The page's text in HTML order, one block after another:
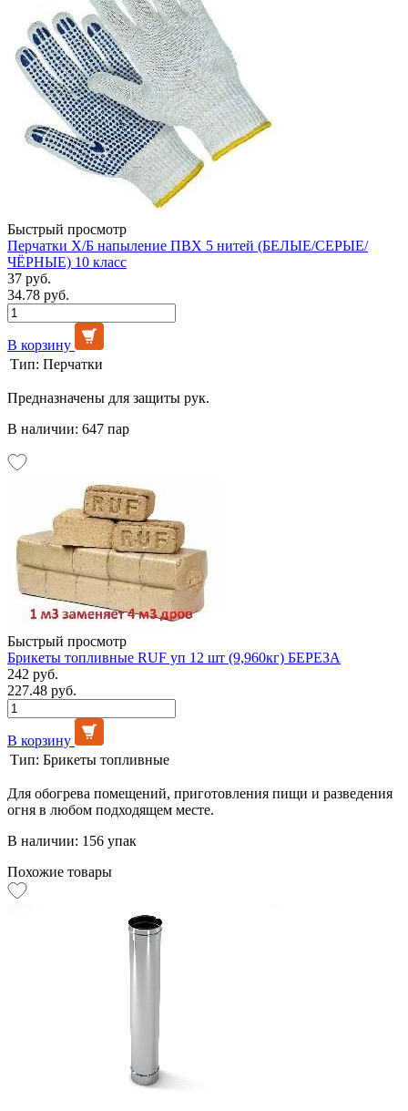
Быстрый просмотр
Перчатки Х/Б напыление ПВХ 5 нитей (БЕЛЫЕ/СЕРЫЕ/
ЧЁРНЫЕ) 10 класс
37 руб.
34.78 руб.
В корзину
Тип: Перчатки
Предназначены для защиты рук.
В наличии: 647 пар
Быстрый просмотр
Брикеты топливные RUF уп 12 шт (9,960кг) БЕРЕЗА
242 руб.
227.48 руб.
В корзину
Тип: Брикеты топливные
Для обогрева помещений, приготовления пищи и разведения
огня в любом подходящем месте.
В наличии: 156 упак
Похожие товары